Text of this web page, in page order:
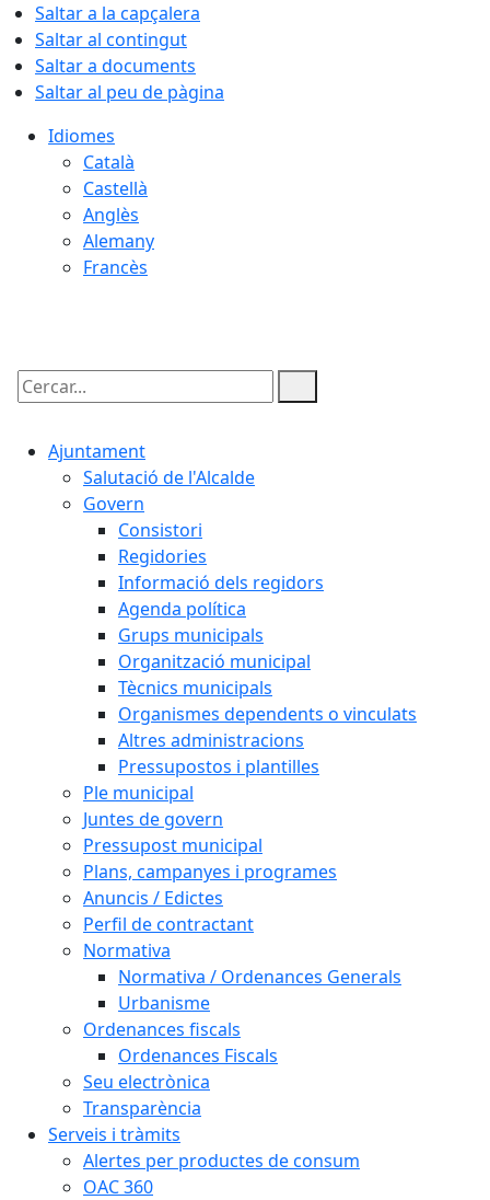
Saltar a la capçalera
Saltar al contingut
Saltar a documents
Saltar al peu de pàgina
Idiomes
Català
Castellà
Anglès
Alemany
Francès
Cercar:
Ajuntament
Salutació de l'Alcalde
Govern
Consistori
Regidories
Informació dels regidors
Agenda política
Grups municipals
Organització municipal
Tècnics municipals
Organismes dependents o vinculats
Altres administracions
Pressupostos i plantilles
Ple municipal
Juntes de govern
Pressupost municipal
Plans, campanyes i programes
Anuncis / Edictes
Perfil de contractant
Normativa
Normativa / Ordenances Generals
Urbanisme
Ordenances fiscals
Ordenances Fiscals
Seu electrònica
Transparència
Serveis i tràmits
Alertes per productes de consum
OAC 360